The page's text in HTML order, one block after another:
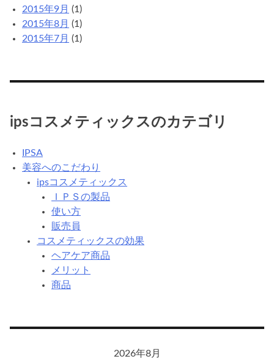
2015年9月 (1)
2015年8月 (1)
2015年7月 (1)
ipsコスメティックスのカテゴリ
IPSA
美容へのこだわり
ipsコスメティックス
ＩＰＳの製品
使い方
販売員
コスメティックスの効果
ヘアケア商品
メリット
商品
2026年8月